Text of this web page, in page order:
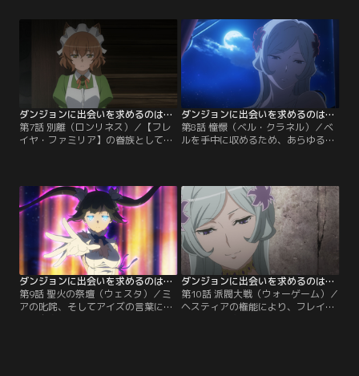
べての始まりとなった。女神は神意
を固め、なりふり構わずベルを『獲
り』にいくことを告げる……迷宮都
市（オラリオ）最強の【フレイヤ・
ファミリア】の眷族たちに。【提
供：バンダイチャンネル】
れ、覚えているのは【フレイヤ・フ
ァミリア】のベル・クラネルのこと
だけ。以前の記憶を残しているのは
ベルとフレイヤ、彼女の幹部たち、
そして都市の創設神・ウラノス
と……。【提供：バンダイチャンネ
ル】
ダンジョンに出会いを求めるのは間違っているだろうかV 豊穣の女神篇 第07話
第7話 別離（ロンリネス）／【フレ
イヤ・ファミリア】の眷族としての
外の『世界が捻じ曲がる』以前の記
憶のある者たちは現状を黙って見過
ごしているわけではなかった。ヘス
ティアはフレイヤの魅了の権能を弾
いたであろうウラノスに接触。【提
供：バンダイチャンネル】
ダンジョンに出会いを求めるのは間違っているだろうかV 豊穣の女神篇 第08話
第8話 憧憬（ベル・クラネル）／ベ
ルを手中に収めるため、あらゆる手
やリューにまで広がっていた。その
一方で、どれほど傷つき、どれほど
愛に絡め取られても憧憬を捨てるこ
とができず……心折れ陥落しきるこ
ともないベル・クラネル。【提供：
バンダイチャンネル】
ダンジョンに出会いを求めるのは間違っているだろうかV 豊穣の女神篇 第09話
第9話 聖火の祭壇（ウェスタ）／ミ
アの叱咤、そしてアイズの言葉によ
り、自身が【ヘスティア・ファミリ
ダンジョンに出会いを求めるのは間違っているだろうかV 豊穣の女神篇 第10話
第10話 派閥大戦（ウォーゲーム）／
ヘスティアの権能により、フレイヤ